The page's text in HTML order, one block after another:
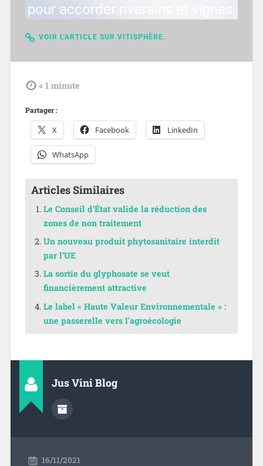
pour accorder riverains et vignes.
VOIR L'ARTICLE SUR VITISPHÈRE.
tdl < 1 minute
Partager :
X Facebook LinkedIn
WhatsApp
Articles Similaires
Le Conseil d’État valide la réduction des
zones de non traitement
Un nouveau produit phytosanitaire interdit
par l’UE
La sortie du glyphosate se veut
financièrement attractive
Le label « Haute Valeur Environnementale » :
une passerelle vers l’agroécologie
Jus Vini Blog
16/11/2021